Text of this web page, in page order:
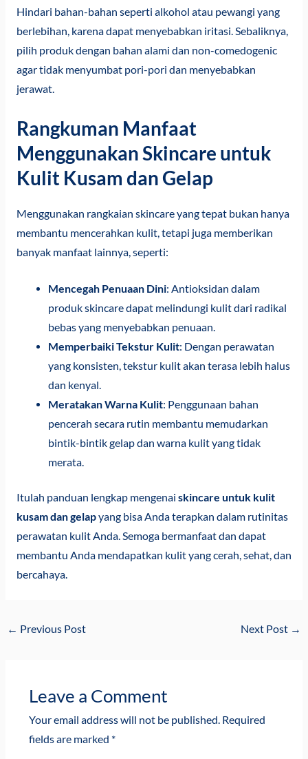
Hindari bahan-bahan seperti alkohol atau pewangi yang
berlebihan, karena dapat menyebabkan iritasi. Sebaliknya,
pilih produk dengan bahan alami dan non-comedogenic
agar tidak menyumbat pori-pori dan menyebabkan
jerawat.
Rangkuman Manfaat
Menggunakan Skincare untuk
Kulit Kusam dan Gelap
Menggunakan rangkaian skincare yang tepat bukan hanya
membantu mencerahkan kulit, tetapi juga memberikan
banyak manfaat lainnya, seperti:
Mencegah Penuaan Dini: Antioksidan dalam
produk skincare dapat melindungi kulit dari radikal
bebas yang menyebabkan penuaan.
Memperbaiki Tekstur Kulit: Dengan perawatan
yang konsisten, tekstur kulit akan terasa lebih halus
dan kenyal.
Meratakan Warna Kulit: Penggunaan bahan
pencerah secara rutin membantu memudarkan
bintik-bintik gelap dan warna kulit yang tidak
merata.
Itulah panduan lengkap mengenai skincare untuk kulit
kusam dan gelapyang bisa Anda terapkan dalam rutinitas
perawatan kulit Anda. Semoga bermanfaat dan dapat
membantu Anda mendapatkan kulit yang cerah, sehat, dan
bercahaya.
← Previous Post Next Post →
Leave a Comment
Your email address will not be published. Required
fields are marked *